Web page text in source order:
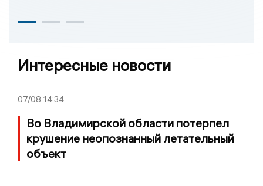
Интересные новости
07/08 14:34
Во Владимирской области потерпел
крушение неопознанный летательный
объект